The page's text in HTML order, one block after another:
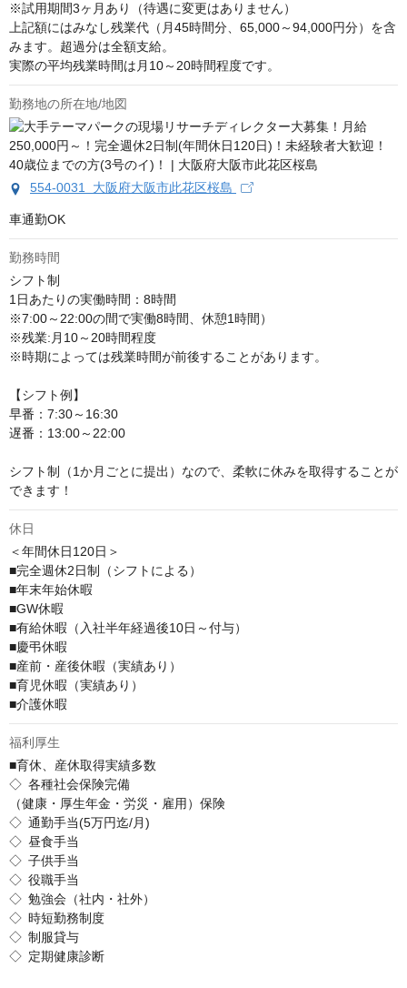
※試⽤期間3ヶ⽉あり（待遇に変更はありません）
上記額にはみなし残業代（月45時間分、65,000～94,000円分）を含
みます。超過分は全額支給。
実際の平均残業時間は月10～20時間程度です。
勤務地の所在地/地図
554-0031 大阪府大阪市此花区桜島
車通勤OK
勤務時間
シフト制
1日あたりの実働時間：8時間
※7:00～22:00の間で実働8時間、休憩1時間）
※残業:月10～20時間程度
※時期によっては残業時間が前後することがあります。
【シフト例】
早番：7:30～16:30
遅番：13:00～22:00
シフト制（1か月ごとに提出）なので、柔軟に休みを取得することが
できます！
休日
＜年間休日120日＞
■完全週休2日制（シフトによる）
■年末年始休暇
■GW休暇
■有給休暇（入社半年経過後10日～付与）
■慶弔休暇
■産前・産後休暇（実績あり）
■育児休暇（実績あり）
■介護休暇
福利厚生
■育休、産休取得実績多数
◇ 各種社会保険完備
（健康・厚生年金・労災・雇用）保険
◇ 通勤手当(5万円迄/月)
◇ 昼食手当
◇ 子供手当
◇ 役職手当
◇ 勉強会（社内・社外）
◇ 時短勤務制度
◇ 制服貸与
◇ 定期健康診断